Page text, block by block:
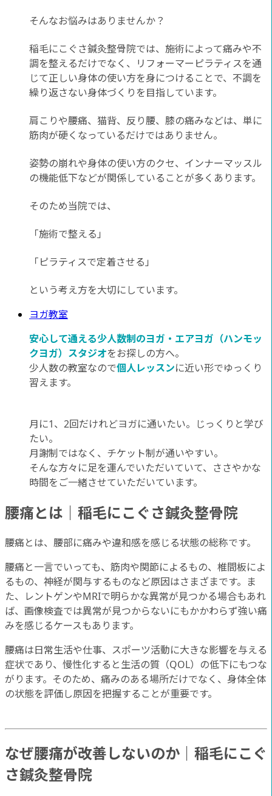
そんなお悩みはありませんか？
稲毛にこぐさ鍼灸整骨院では、施術によって痛みや不
調を整えるだけでなく、リフォーマーピラティスを通
じて正しい身体の使い方を身につけることで、不調を
繰り返さない身体づくりを目指しています。
肩こりや腰痛、猫背、反り腰、膝の痛みなどは、単に
筋肉が硬くなっているだけではありません。
姿勢の崩れや身体の使い方のクセ、インナーマッスル
の機能低下などが関係していることが多くあります。
そのため当院では、
「施術で整える」
「ピラティスで定着させる」
という考え方を大切にしています。
ヨガ教室
安心して通える少人数制のヨガ・エアヨガ（ハンモッ
クヨガ）スタジオをお探しの方へ。
少人数の教室なので個人レッスンに近い形でゆっくり
習えます。
月に1、2回だけれどヨガに通いたい。じっくりと学び
たい。
月謝制ではなく、チケット制が通いやすい。
そんな方々に足を運んでいただいていて、ささやかな
時間をご一緒させていただいています。
腰痛とは｜稲毛にこぐさ鍼灸整骨院
腰痛とは、腰部に痛みや違和感を感じる状態の総称です。
腰痛と一言でいっても、筋肉や関節によるもの、椎間板によ
るもの、神経が関与するものなど原因はさまざまです。ま
た、レントゲンやMRIで明らかな異常が見つかる場合もあれ
ば、画像検査では異常が見つからないにもかかわらず強い痛
みを感じるケースもあります。
腰痛は日常生活や仕事、スポーツ活動に大きな影響を与える
症状であり、慢性化すると生活の質（QOL）の低下にもつな
がります。そのため、痛みのある場所だけでなく、身体全体
の状態を評価し原因を把握することが重要です。
なぜ腰痛が改善しないのか｜稲毛にこぐ
さ鍼灸整骨院